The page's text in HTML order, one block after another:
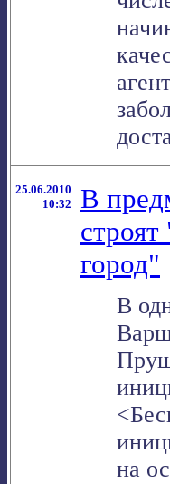
25.06.2010
10:32
В
город"
В
на